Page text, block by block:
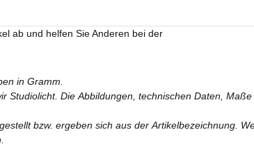
ab und helfen Sie Anderen bei der
in Gramm.
Studiolicht. Die Abbildungen, technischen Daten,
bzw. ergeben sich aus der Artikelbezeichnung.